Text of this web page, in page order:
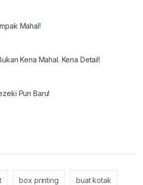
Mahal!
Kena Mahal. Kena Detail!
Pun Baru!
box printing buat kotak